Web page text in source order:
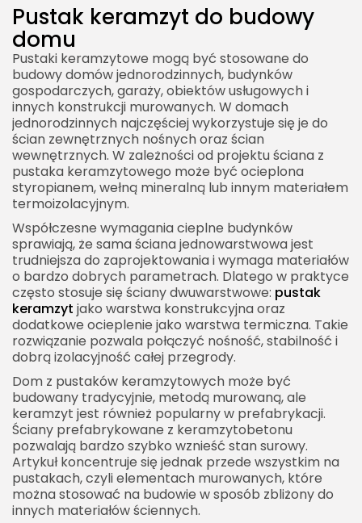
Pustak keramzyt do budowy
domu
Pustaki keramzytowe mogą być stosowane do
budowy domów jednorodzinnych, budynków
gospodarczych, garaży, obiektów usługowych i
innych konstrukcji murowanych. W domach
jednorodzinnych najczęściej wykorzystuje się je do
ścian zewnętrznych nośnych oraz ścian
wewnętrznych. W zależności od projektu ściana z
pustaka keramzytowego może być ocieplona
styropianem, wełną mineralną lub innym materiałem
termoizolacyjnym.
Współczesne wymagania cieplne budynków
sprawiają, że sama ściana jednowarstwowa jest
trudniejsza do zaprojektowania i wymaga materiałów
o bardzo dobrych parametrach. Dlatego w praktyce
często stosuje się ściany dwuwarstwowe: pustak
keramzyt jako warstwa konstrukcyjna oraz
dodatkowe ocieplenie jako warstwa termiczna. Takie
rozwiązanie pozwala połączyć nośność, stabilność i
dobrą izolacyjność całej przegrody.
Dom z pustaków keramzytowych może być
budowany tradycyjnie, metodą murowaną, ale
keramzyt jest również popularny w prefabrykacji.
Ściany prefabrykowane z keramzytobetonu
pozwalają bardzo szybko wznieść stan surowy.
Artykuł koncentruje się jednak przede wszystkim na
pustakach, czyli elementach murowanych, które
można stosować na budowie w sposób zbliżony do
innych materiałów ściennych.